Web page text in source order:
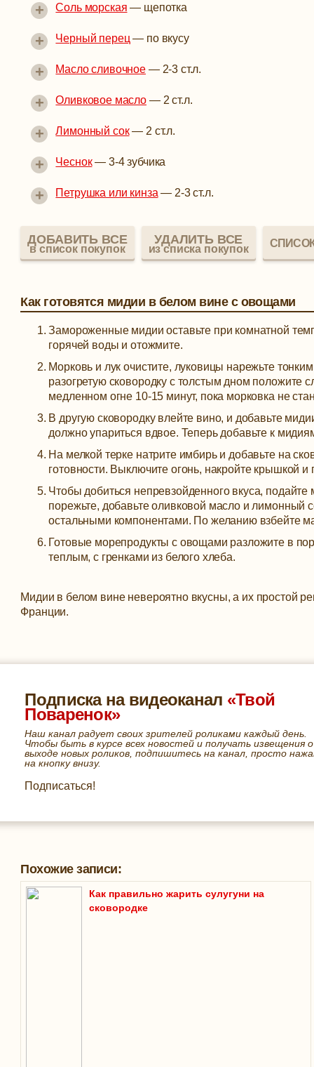
Соль морская — щепотка
+
Черный перец — по вкусу
+
Масло сливочное — 2-3 ст.л.
+
Оливковое масло — 2 ст.л.
+
Лимонный сок— 2 ст.л.
+
Чеснок— 3-4 зубчика
+
Петрушка или кинза — 2-3 ст.л.
+
ДОБАВИТЬ ВСЕ
в список покупок
УДАЛИТЬ ВСЕ
из списка покупок
Как готовятся мидии в белом вине с овощами
Замороженные мидии оставьте при комнатной
горячей воды и отожмите.
Морковь и лук очистите, луковицы нарежьте
разогретую сковородку с толстым дном
медленном огне 10-15 минут, пока морковка не
В другую сковородку влейте вино, и добавьте
должно упариться вдвое. Теперь добавьте к
На мелкой терке натрите имбирь и добавьте на
готовности. Выключите огонь, накройте крышкой
Чтобы добиться непревзойденного вкуса,
порежьте, добавьте оливковой масло и лимонный
остальными компонентами. По желанию взбейте
Готовые морепродукты с овощами разложите в
теплым, с гренками из белого хлеба.
Мидии в белом вине невероятно вкусны, а их простой
Франции.
Подписка на видеоканал «Твой
Поваренок»
Наш канал радует своих зрителей роликами каждый день.
Чтобы быть в курсе всех новостей и получать извещения о
выходе новых роликов, подпишитесь на канал, просто
на кнопку внизу.
Подписаться!
Похожие записи:
Как правильно жарить сулугуни на
сковородке